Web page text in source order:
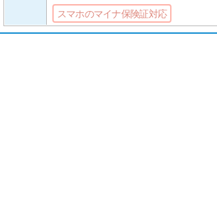
スマホのマイナ保険証対応